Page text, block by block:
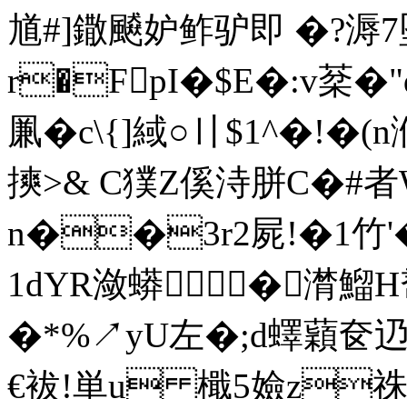
馗#]鏾飇妒鲊驴即 �?溽7
r�FpI�$E�:v棻�"
凲� c\{]緎○〢$1^
摤>& C獛Z傒洔胼C�#
n��3r2屍!�1竹
1dYR潋蟒⒇�潸鰡
�*%↗yU左�;d蠌蘔奁
€袚!単u 檝5嬐z祩